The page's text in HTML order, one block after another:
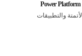
Power Platform
الأتمتة والتطبيقات